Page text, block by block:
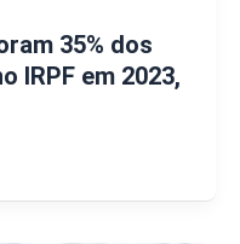
35% dos
IRPF em 2023,